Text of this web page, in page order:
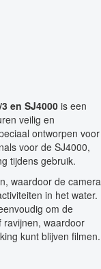
en SJ4000 is een
veilig en
ontworpen voor
voor de SJ4000,
tijdens gebruik.
waardoor de camera
in het water.
om de
ravijnen, waardoor
kunt blijven filmen.